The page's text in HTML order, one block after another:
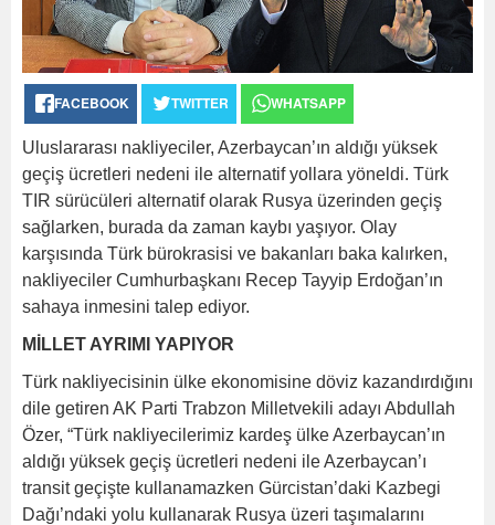
FACEBOOK TWITTER WHATSAPP
Uluslararası nakliyeciler, Azerbaycan’ın aldığı yüksek
geçiş ücretleri nedeni ile alternatif yollara yöneldi. Türk
TIR sürücüleri alternatif olarak Rusya üzerinden geçiş
sağlarken, burada da zaman kaybı yaşıyor. Olay
karşısında Türk bürokrasisi ve bakanları baka kalırken,
nakliyeciler Cumhurbaşkanı Recep Tayyip Erdoğan’ın
sahaya inmesini talep ediyor.
MİLLET AYRIMI YAPIYOR
Türk nakliyecisinin ülke ekonomisine döviz kazandırdığını
dile getiren AK Parti Trabzon Milletvekili adayı Abdullah
Özer, “Türk nakliyecilerimiz kardeş ülke Azerbaycan’ın
aldığı yüksek geçiş ücretleri nedeni ile Azerbaycan’ı
transit geçişte kullanamazken Gürcistan’daki Kazbegi
Dağı’ndaki yolu kullanarak Rusya üzeri taşımalarını